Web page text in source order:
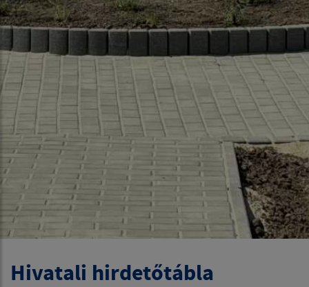
Hivatali hirdetőtábla